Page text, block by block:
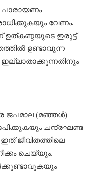
പാരായണം
വേണം.
ഉത്കണ്ഠയുടെ ഇരുട്ട്
ഉണ്ടാവുന്ന
ജപമാല (മഞ്ഞൾ)
ചന്ദ്രഘണ്ട
ജീവിതത്തിലെ
ചെയ്യും.